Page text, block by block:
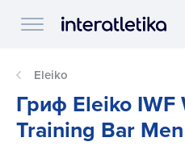
Eleiko
Гриф Eleiko
Training Bar